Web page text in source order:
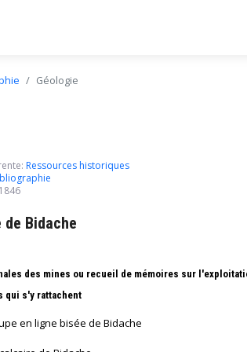
Géologie
Ressources historiques
Bidache
des mines ou recueil de mémoires sur
qui s'y rattachent
en ligne bisée de Bidache